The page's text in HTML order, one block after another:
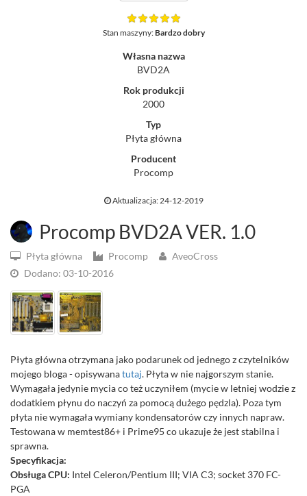
Stan maszyny:Bardzo dobry
Własna nazwa
BVD2A
Rok produkcji
2000
Typ
Płyta główna
Producent
Procomp
Aktualizacja: 24-12-2019
Procomp BVD2A VER. 1.0
Płyta główna Procomp
AveoCross
Dodano: 03-10-2016
Płyta główna otrzymana jako podarunek od jednego z czytelników
mojego bloga - opisywanatutaj. Płyta w nie najgorszym stanie.
Wymagała jedynie mycia co też uczyniłem (mycie w letniej wodzie z
dodatkiem płynu do naczyń za pomocą dużego pędzla). Poza tym
płyta nie wymagała wymiany kondensatorów czy innych napraw.
Testowana w memtest86+ i Prime95 co ukazuje że jest stabilna i
sprawna.
Specyfikacja:
Obsługa CPU: Intel Celeron/Pentium III; VIA C3; socket 370 FC-
PGA